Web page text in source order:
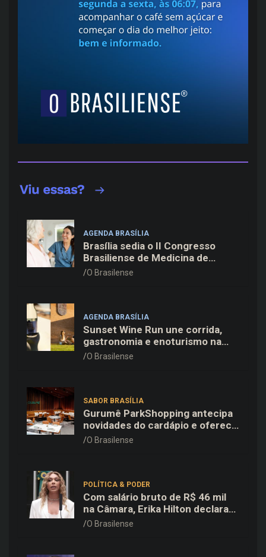
AGENDA BRASÍLIA
Brasília sedia o II Congresso
Brasiliense de Medicina de
Família e Comunidade na Fiocruz
O Brasilense
AGENDA BRASÍLIA
Sunset Wine Run une corrida,
gastronomia e enoturismo na
Vinícola Brasília
O Brasilense
SABOR BRASÍLIA
Gurumê ParkShopping antecipa
novidades do cardápio e oferece
25% de desconto no delivery
O Brasilense
POLÍTICA & PODER
Com salário bruto de R$ 46 mil
na Câmara, Erika Hilton declara
patrimônio de R$ 15,9 mil ao TSE
O Brasilense